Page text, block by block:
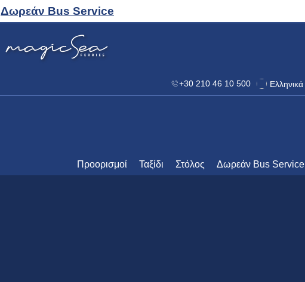
Αλλαγή/ Ακύρωση Κράτησης
Δωρεάν Bus Service
Ελληνικά
+30 210 46 10 500 Ελληνικά
Προορισμοί Ταξίδι Στόλος Δωρεάν Bus Service